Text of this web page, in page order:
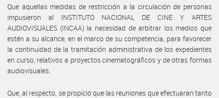
Que aquellas medidas de restricción a la circulación de personas
impusieron al INSTITUTO NACIONAL DE CINE Y ARTES
AUDIOVISUALES (INCAA) la necesidad de arbitrar los medios que
estén a su alcance, en el marco de su competencia, para favorecer
la continuidad de la tramitación administrativa de los expedientes
en curso, relativos a proyectos cinematográficos y de otras formas
audiovisuales.
Que, al respecto, se propició que las reuniones que efectuaran tanto